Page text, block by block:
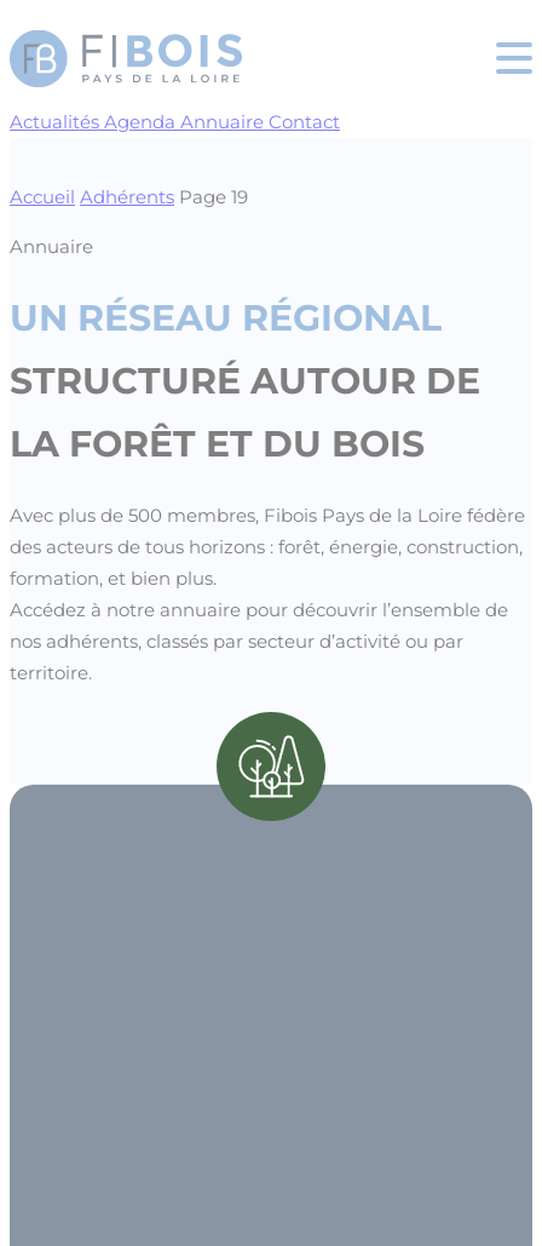
Actualités Agenda Annuaire Contact
Accueil Adhérents Page 19
Annuaire
UN RÉSEAU RÉGIONAL
STRUCTURÉ AUTOUR DE
LA FORÊT ET DU BOIS
Avec plus de 500 membres, Fibois Pays de la Loire fédère
des acteurs de tous horizons : forêt, énergie, construction,
formation, et bien plus.
Accédez à notre annuaire pour découvrir l’ensemble de
nos adhérents, classés par secteur d’activité ou par
territoire.